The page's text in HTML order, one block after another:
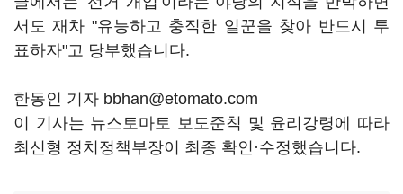
서도 재차 "유능하고 충직한 일꾼을 찾아 반드시 투
표하자"고 당부했습니다.
한동인 기자 bbhan@etomato.com
이 기사는 뉴스토마토 보도준칙 및 윤리강령에 따라
최신형 정치정책부장이 최종 확인·수정했습니다.